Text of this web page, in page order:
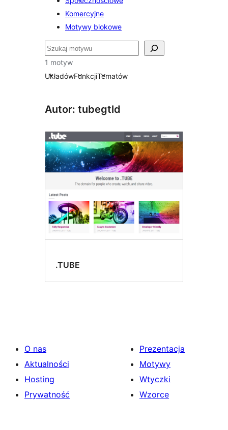
Komercyjne
Motywy blokowe
Szukaj
1 motyw
UkładówFunkcjiTematów
Autor: tubegtld
.TUBE
O nas
Aktualności
Hosting
Prywatność
Prezentacja
Motywy
Wtyczki
Wzorce